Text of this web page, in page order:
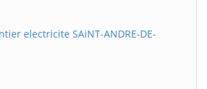
electricite SAiNT-ANDRE-DE-